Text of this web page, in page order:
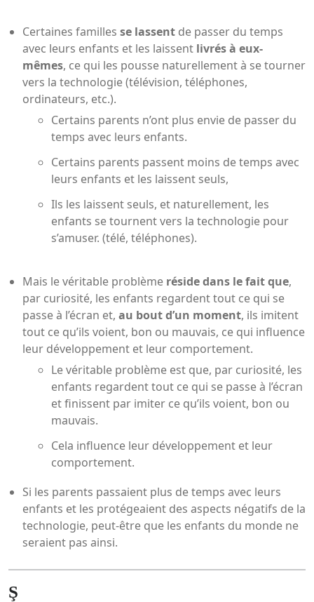
Certaines familles se lassent de passer du temps
avec leurs enfants et les laissent livrés à eux-
mêmes, ce qui les pousse naturellement à se tourner
vers la technologie (télévision, téléphones,
ordinateurs, etc.).
Certains parents n’ont plus envie de passer du
temps avec leurs enfants.
Certains parents passent moins de temps avec
leurs enfants et les laissent seuls,
Ils les laissent seuls, et naturellement, les
enfants se tournent vers la technologie pour
s’amuser. (télé, téléphones).
Mais le véritable problème réside dans le fait que,
par curiosité, les enfants regardent tout ce qui se
passe à l’écran et, au bout d’un moment, ils imitent
tout ce qu’ils voient, bon ou mauvais, ce qui influence
leur développement et leur comportement.
Le véritable problème est que, par curiosité, les
enfants regardent tout ce qui se passe à l’écran
et finissent par imiter ce qu’ils voient, bon ou
mauvais.
Cela influence leur développement et leur
comportement.
Si les parents passaient plus de temps avec leurs
enfants et les protégeaient des aspects négatifs de la
technologie, peut-être que les enfants du monde ne
seraient pas ainsi.
Ş